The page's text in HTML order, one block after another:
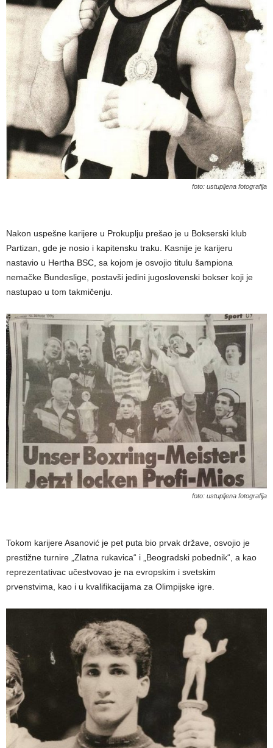
foto: ustupljena fotografija
Nakon uspešne karijere u Prokuplju prešao je u Bokserski klub
Partizan, gde je nosio i kapitensku traku. Kasnije je karijeru
nastavio u Hertha BSC, sa kojom je osvojio titulu šampiona
nemačke Bundeslige, postavši jedini jugoslovenski bokser koji je
nastupao u tom takmičenju.
foto: ustupljena fotografija
Tokom karijere Asanović je pet puta bio prvak države, osvojio je
prestižne turnire „Zlatna rukavica“ i „Beogradski pobednik“, a kao
reprezentativac učestvovao je na evropskim i svetskim
prvenstvima, kao i u kvalifikacijama za Olimpijske igre.